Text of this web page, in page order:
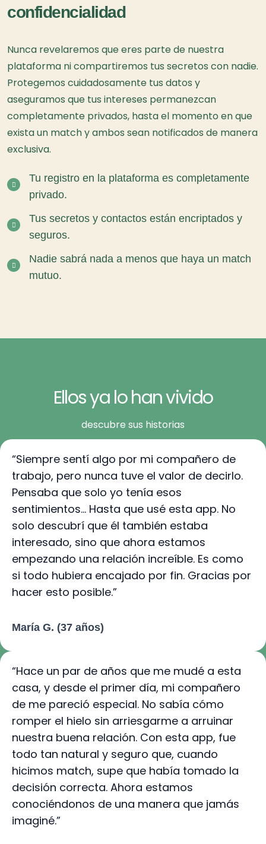
confidencialidad
Nunca revelaremos que eres parte de nuestra
plataforma ni compartiremos tus secretos con nadie.
Protegemos cuidadosamente tus datos y
aseguramos que tus intereses permanezcan
completamente privados, hasta el momento en que
exista un match y ambos sean notificados de manera
exclusiva.
Tu registro en la plataforma es completamente
privado.
Tus secretos y contactos están encriptados y
seguros.
Nadie sabrá nada a menos que haya un match
mutuo.
Ellos ya lo han vivido
descubre sus historias
“Siempre sentí algo por mi compañero de
trabajo, pero nunca tuve el valor de decirlo.
Pensaba que solo yo tenía esos
sentimientos… Hasta que usé esta app. No
solo descubrí que él también estaba
interesado, sino que ahora estamos
empezando una relación increíble. Es como
si todo hubiera encajado por fin. Gracias por
hacer esto posible.”
María G. (37 años)
“Hace un par de años que me mudé a esta
casa, y desde el primer día, mi compañero
de me pareció especial. No sabía cómo
romper el hielo sin arriesgarme a arruinar
nuestra buena relación. Con esta app, fue
todo tan natural y seguro que, cuando
hicimos match, supe que había tomado la
decisión correcta. Ahora estamos
conociéndonos de una manera que jamás
imaginé.”